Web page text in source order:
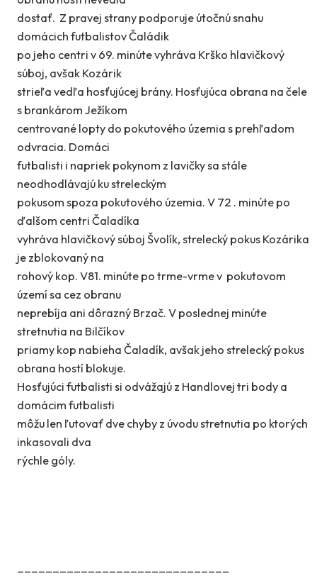
dostať. Z pravej strany podporuje útočnú snahu
domácich futbalistov Čaládik
po jeho centri v 69. minúte vyhráva Krško hlavičkový
súboj, avšak Kozárik
strieľa vedľa hosťujúcej brány. Hosťujúca obrana na čele
s brankárom Ježíkom
centrované lopty do pokutového územia s prehľadom
odvracia. Domáci
futbalisti i napriek pokynom z lavičky sa stále
neodhodlávajú ku streleckým
pokusom spoza pokutového územia. V 72 . minúte po
ďalšom centri Čaladíka
vyhráva hlavičkový súboj Švolík, strelecký pokus Kozárika
je zblokovaný na
rohový kop. V81. minúte po trme-vrme v pokutovom
území sa cez obranu
neprebíja ani dôrazný Brzač. V poslednej minúte
stretnutia na Bilčíkov
priamy kop nabieha Čaladík, avšak jeho strelecký pokus
obrana hostí blokuje.
Hosťujúci futbalisti si odvážajú z Handlovej tri body a
domácim futbalisti
môžu len ľutovať dve chyby z úvodu stretnutia po ktorých
inkasovali dva
rýchle góly.